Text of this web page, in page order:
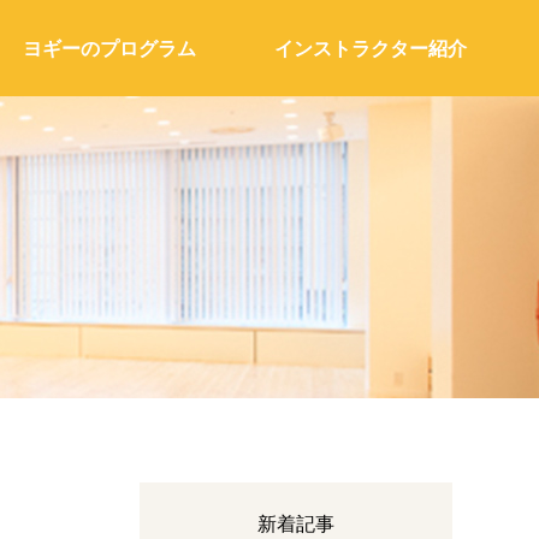
ヨギーのプログラム インストラクター紹介
新着記事